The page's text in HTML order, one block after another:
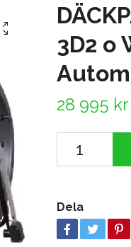
3D2 o
28 995 kr
Dela